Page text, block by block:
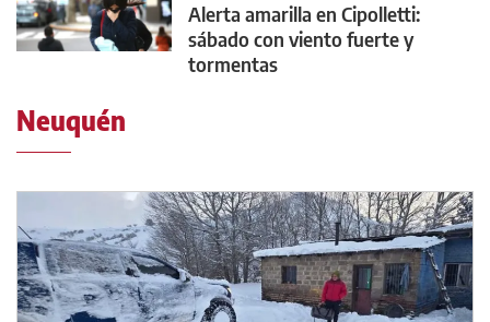
Alerta amarilla en Cipolletti:
sábado con viento fuerte y
tormentas
Neuquén